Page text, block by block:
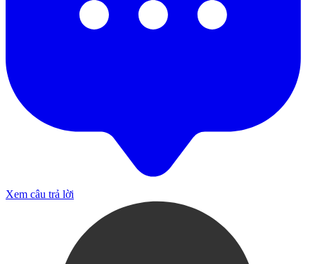
Xem câu trả lời